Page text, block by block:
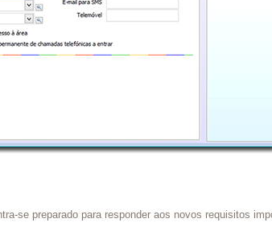
se preparado para responder aos novos requisitos